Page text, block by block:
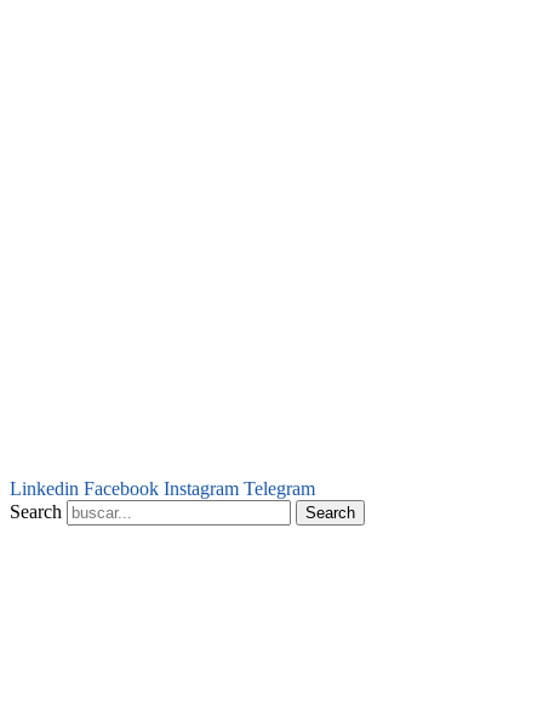
Linkedin Facebook Instagram Telegram
Search
Search